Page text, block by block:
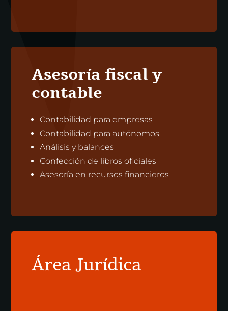
Asesoría fiscal y
contable
Contabilidad para empresas
Contabilidad para autónomos
Análisis y balances
Confección de libros oficiales
Asesoría en recursos financieros
Área Jurídica